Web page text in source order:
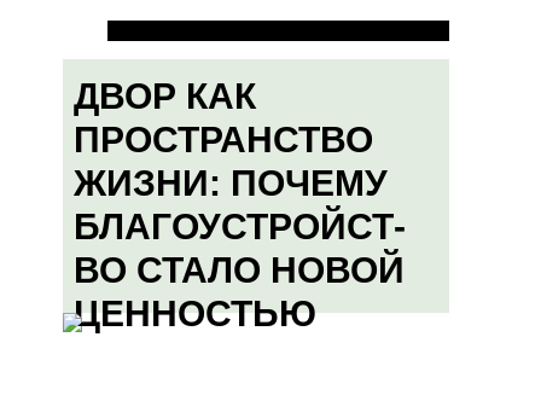
ДВОР КАК
ПРОСТРАНСТВО
ЖИЗНИ: ПОЧЕМУ
БЛАГОУСТРОЙСТ-
ВО СТАЛО НОВОЙ
ЦЕННОСТЬЮ